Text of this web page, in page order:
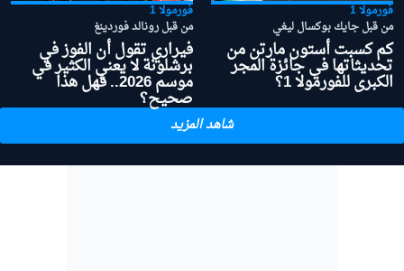
فورمولا 1
من قبل جايك بوكسال ليغي
كم كسبت أستون مارتن من
تحديثاتها في جائزة المجر
الكبرى للفورمولا 1؟
فورمولا 1
من قبل رونالد فوردينغ
فيراري تقول أن الفوز في
برشلونة لا يعني الكثير في
موسم 2026.. فهل هذا
صحيح؟
شاهد المزيد